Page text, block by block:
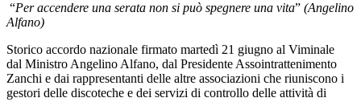
“Per accendere una serata non si può spegnere una vita” (Angelino
Alfano)
Storico accordo nazionale firmato martedì 21 giugno al Viminale
dal Ministro Angelino Alfano, dal Presidente Assointrattenimento
Zanchi e dai rappresentanti delle altre associazioni che riuniscono i
gestori delle discoteche e dei servizi di controllo delle attività di